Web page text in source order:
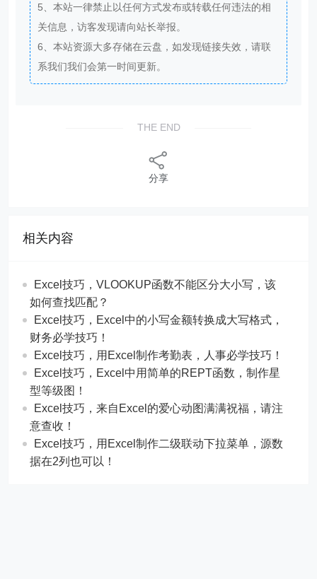
5、本站一律禁止以任何方式发布或转载任何违法的相
关信息，访客发现请向站长举报。
6、本站资源大多存储在云盘，如发现链接失效，请联
系我们我们会第一时间更新。
THE END
分享
相关内容
Excel技巧，​​VLOOKUP函数不能区分大小写，该
如何查找匹配？
​​Excel技巧，Excel中的小写金额转换成大写格式，
财务必学技巧！
​​Excel技巧，用Excel制作考勤表，人事必学技巧！
Excel技巧，​​Excel中用简单的REPT函数，制作星
型等级图！
Excel技巧，来自Excel的爱心动图满满祝福，请注
意查收！
Excel技巧，用Excel制作二级联动下拉菜单，源数
据在2列也可以！